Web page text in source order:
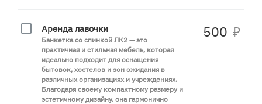
Аренда лавочки
Банкетка со спинкой ЛК2 — это
практичная и стильная мебель, которая
идеально подходит для оснащения
бытовок, хостелов и зон ожидания в
различных организациях и учреждениях.
Благодаря своему компактному размеру и
эстетичному дизайну, она гармонично
500 ₽